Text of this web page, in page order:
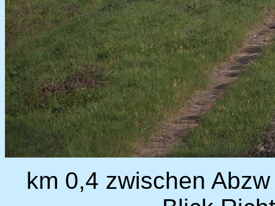
km 0,4 zwischen